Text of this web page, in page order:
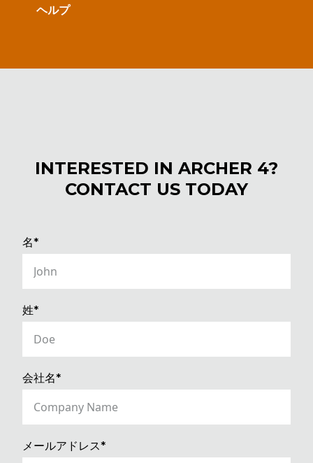
ヘルプ
INTERESTED IN ARCHER 4?
CONTACT US TODAY
名*(REQUIRED)
姓*(REQUIRED)
会社名*(REQUIRED)
メールアドレス*(REQUIRED)